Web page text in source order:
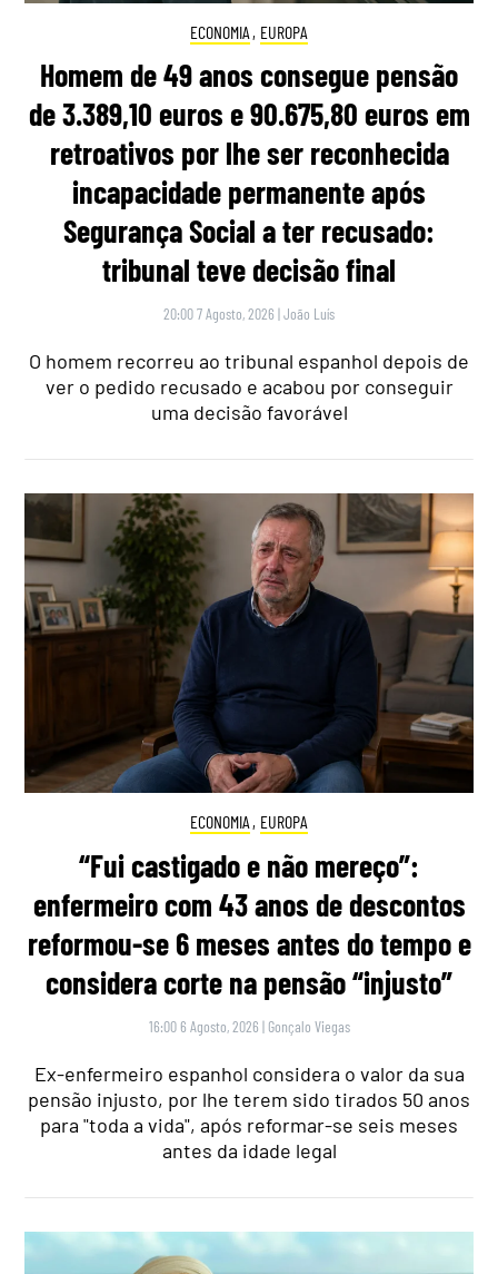
ECONOMIA , EUROPA
Homem de 49 anos consegue pensão
de 3.389,10 euros e 90.675,80 euros em
retroativos por lhe ser reconhecida
incapacidade permanente após
Segurança Social a ter recusado:
tribunal teve decisão final
20:00 7 Agosto, 2026 |João Luís
O homem recorreu ao tribunal espanhol depois de
ver o pedido recusado e acabou por conseguir
uma decisão favorável
ECONOMIA , EUROPA
“Fui castigado e não mereço”:
enfermeiro com 43 anos de descontos
reformou-se 6 meses antes do tempo e
considera corte na pensão “injusto”
16:00 6 Agosto, 2026 | Gonçalo Viegas
Ex-enfermeiro espanhol considera o valor da sua
pensão injusto, por lhe terem sido tirados 50 anos
para "toda a vida", após reformar-se seis meses
antes da idade legal